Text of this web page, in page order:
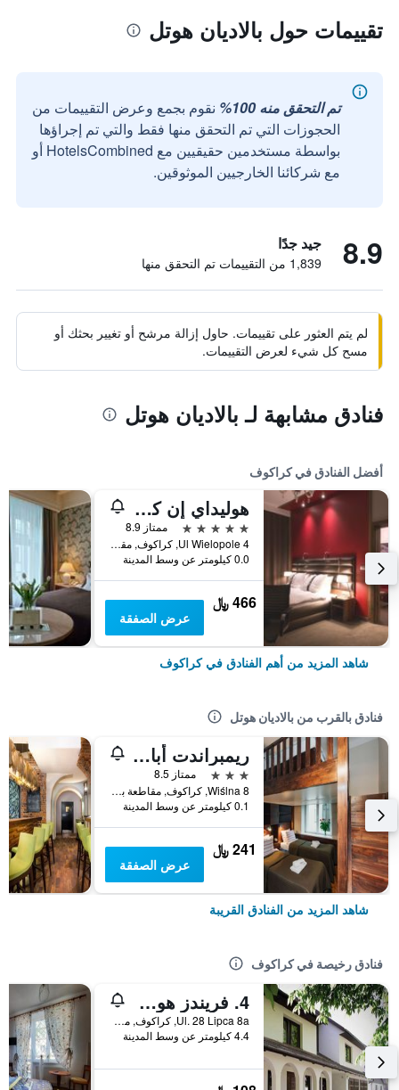
تقييمات حول بالاديان هوتل
تم التحقق منه 100%
نقوم بجمع وعرض التقييمات من
الحجوزات التي تم التحقق منها فقط والتي تم إجراؤها
بواسطة مستخدمين حقيقيين مع HotelsCombined أو
مع شركائنا الخارجيين الموثوقين.
8.9 جيد جدًا
1,839 من التقييمات تم التحقق منها
لم يتم العثور على تقييمات. حاول إزالة مرشح أو تغيير بحثك أو
مسح كل شيء لعرض التقييمات.
فنادق مشابهة لـ بالاديان هوتل
أفضل الفنادق في كراكوف
هوليداي إن كراكوف سيتي سنتر
5 نجوم
ممتاز 8.9
Ul Wielopole 4, كراكوف, مقاطعة بولندا الصغرى, بولندا
0.0 كيلومتر عن وسط المدينة
466 ﷼
عرض الصفقة
شاهد المزيد من أهم الفنادق في كراكوف
فنادق بالقرب من بالاديان هوتل
ريمبراندت أبارتهوتل
3 نجوم
ممتاز 8.5
Wiślna 8, كراكوف, مقاطعة بولندا الصغرى, بولندا
0.1 كيلومتر عن وسط المدينة
241 ﷼
عرض الصفقة
شاهد المزيد من الفنادق القريبة
فنادق رخيصة في كراكوف
4. فريندز هوستل
Ul. 28 Lipca 8a, كراكوف, مقاطعة بولندا الصغرى, بولندا
4.4 كيلومتر عن وسط المدينة